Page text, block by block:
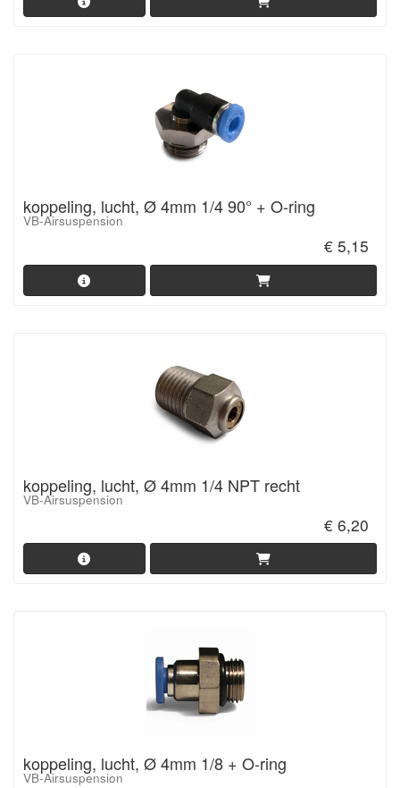
koppeling, lucht, Ø 4mm 1/4 90° + O-ring
VB-Airsuspension
€ 5,15
koppeling, lucht, Ø 4mm 1/4 NPT recht
VB-Airsuspension
€ 6,20
koppeling, lucht, Ø 4mm 1/8 + O-ring
VB-Airsuspension